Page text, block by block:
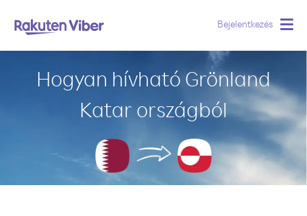
Bejelentkezés
Hogyan hívható Grönland
Katar országból